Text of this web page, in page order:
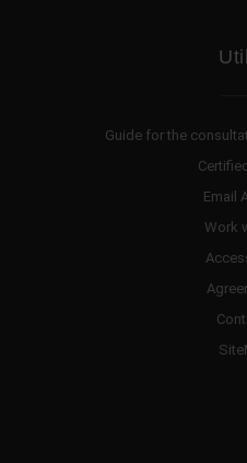
Guide for the
Email
Work